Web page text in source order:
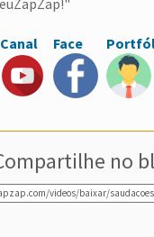
Canal Face
no